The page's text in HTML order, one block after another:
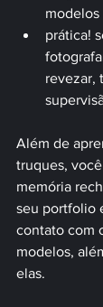
modelos
prática!
revezar,
Além de
truques,
memória
seu portfolio
contato com
modelos,
elas.